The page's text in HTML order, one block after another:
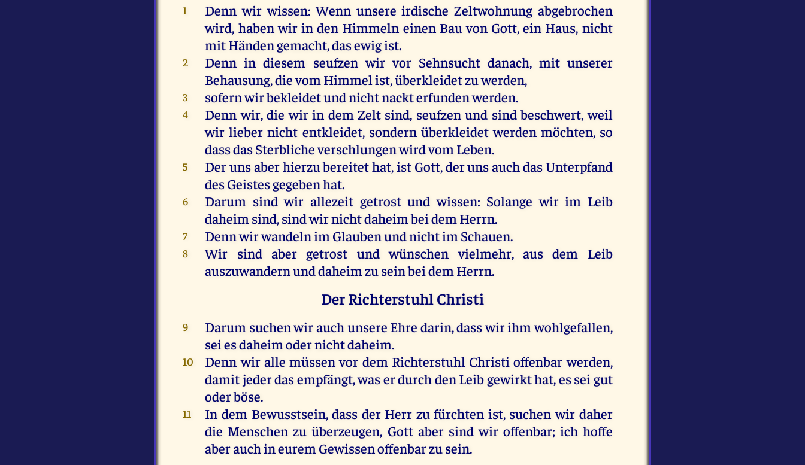
1 Denn wir wissen:Wenn unsere irdische Zeltwohnung abgebrochen
wird, haben wir in den Himmeln einen Bau von Gott,ein Haus, nicht
mitHändengemacht,dasewigist.
2 Denn in diesem seufzen wir vorSehnsucht danach, mit unserer
Behausung,dievom Himmel ist,überkleidetzu werden,
3 sofernwirbekleidetundnichtnackterfundenwerden.
4 Denn wir,die wir in dem Zelt sind, seufzen und sind beschwert,weil
wir lieber nicht entkleidet, sondern überkleidet werden möchten, so
dassdasSterblicheverschlungenwirdvom Leben.
5 Derunsaberhierzu bereitethat,ist Gott,derunsauch dasUnterpfand
desGeistesgegebenhat.
6 Darum sind wir allezeit getrost und wissen: Solange wir im Leib
daheim sind,sindwirnichtdaheim bei dem Herrn.
7 Dennwirwandelnim Glaubenundnichtim Schauen.
8 Wir sind aber getrost und wünschen vielmehr, aus dem
Leib
auszuwandernunddaheim zu seinbei dem Herrn.
Der Richterstuhl Christi
9 Darum suchenwirauch unsere Ehre darin, dasswirihm wohlgefallen,
sei esdaheim odernichtdaheim.
10 Denn wir alle müssen vor dem Richterstuhl Christi offenbar werden,
damitjederdasempfängt,waserdurch den Leibgewirkthat,essei gut
oderböse.
11 In dem Bewusstsein, dass der Herr zu fürchten ist, suchen wir daher
die Menschen zu überzeugen, Gott aber sind wir offenbar; ich hoffe
aberauchineurem Gewissenoffenbarzu sein.